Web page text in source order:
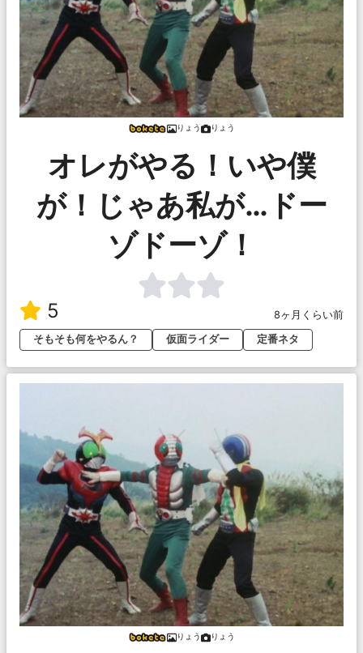
りょう りょう
オレがやる！いや僕
が！じゃあ私が…ドー
ゾドーゾ！
5
8ヶ月くらい前
そもそも何をやるん？
仮面ライダー 定番ネタ
りょう りょう